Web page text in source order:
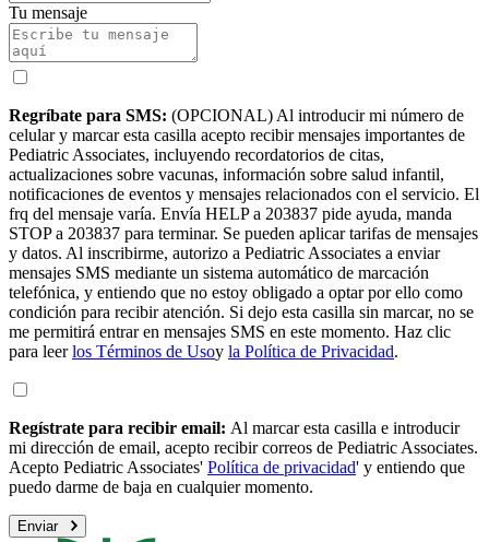
Tu mensaje
Regríbate para SMS: (OPCIONAL) Al introducir mi número de
celular y marcar esta casilla acepto recibir mensajes importantes de
Pediatric Associates, incluyendo recordatorios de citas,
actualizaciones sobre vacunas, información sobre salud infantil,
notificaciones de eventos y mensajes relacionados con el servicio. El
frq del mensaje varía. Envía HELP a 203837 pide ayuda, manda
STOP a 203837 para terminar. Se pueden aplicar tarifas de mensajes
y datos. Al inscribirme, autorizo a Pediatric Associates a enviar
mensajes SMS mediante un sistema automático de marcación
telefónica, y entiendo que no estoy obligado a optar por ello como
condición para recibir atención. Si dejo esta casilla sin marcar, no se
me permitirá entrar en mensajes SMS en este momento. Haz clic
para leerlos Términos de Usoy la Política de Privacidad.
Regístrate para recibir email: Al marcar esta casilla e introducir
mi dirección de email, acepto recibir correos de Pediatric Associates.
Acepto Pediatric Associates' Política de privacidad' y entiendo que
puedo darme de baja en cualquier momento.
Enviar